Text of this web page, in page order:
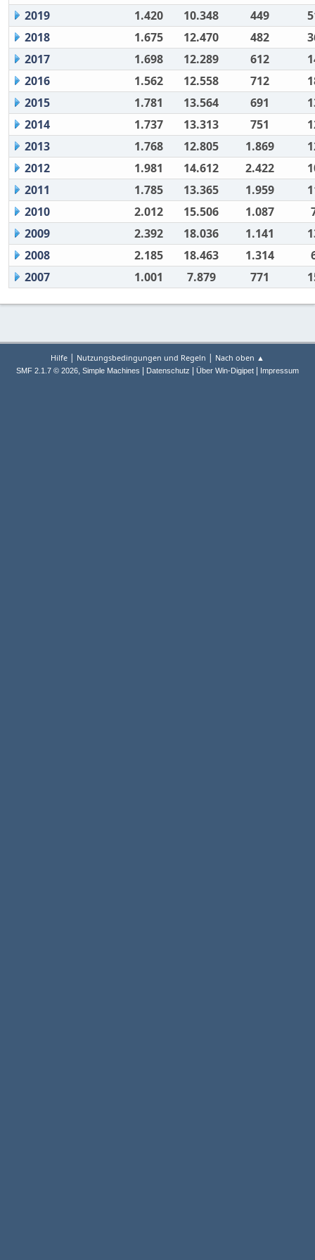
2019
1.420 10.348 449
2018
1.675 12.470 482
2017
1.698 12.289 612
2016
1.562 12.558 712
2015
1.781 13.564 691
2014
1.737 13.313 751
2013
1.768 12.805 1.869
2012
1.981 14.612 2.422
2011
1.785 13.365 1.959
2010
2.012 15.506 1.087
2009
2.392 18.036 1.141
2008
2.185 18.463 1.314
2007
1.001 7.879 771
Hilfe | Nutzungsbedingungen und Regeln | Nach oben ▲
SMF 2.1.7 © 2026, Simple Machines Datenschutz Über Win-Digipet Impressum